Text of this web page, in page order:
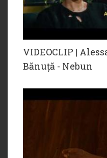
VIDEOCLIP |
Bănuță - Nebun